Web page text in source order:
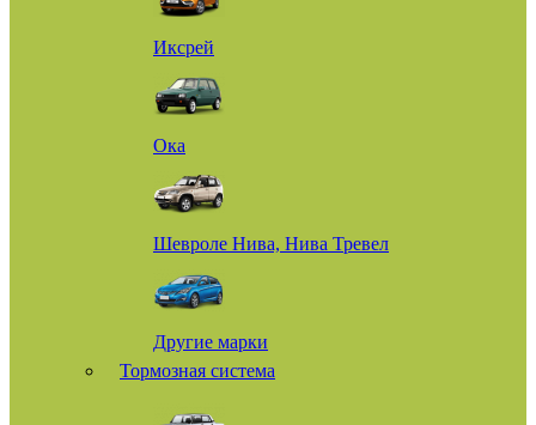
Иксрей
Ока
Шевроле Нива, Нива Тревел
Другие марки
Тормозная система